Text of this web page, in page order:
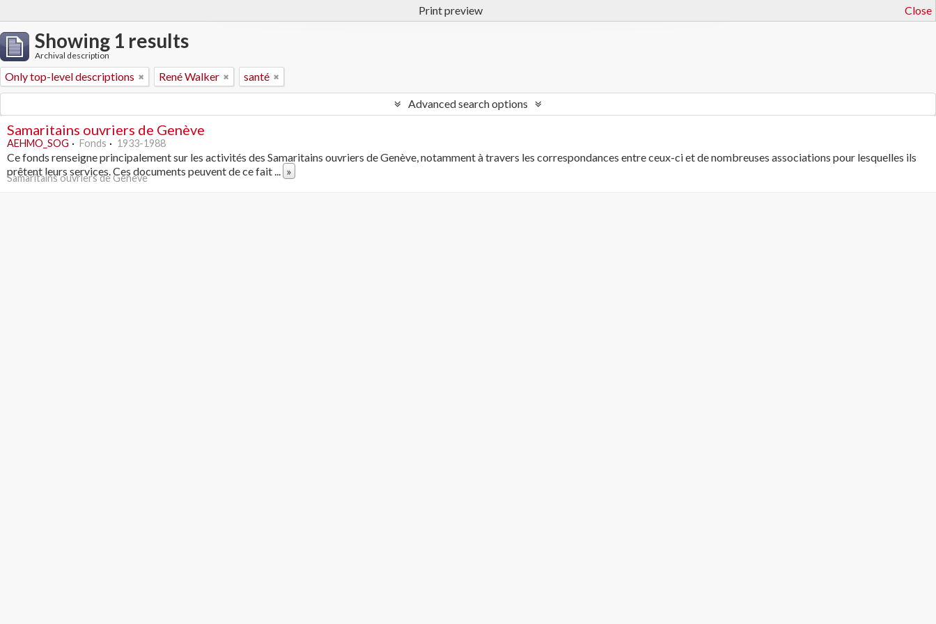
Print preview Close
Showing 1 results
Archival description
Only top-level descriptions René Walker santé
Advanced search options
Samaritains ouvriers de Genève
AEHMO_SOG Fonds 1933-1988
Ce fonds renseigne principalement sur les activités des Samaritains ouvriers de Genève, notamment à travers les correspondances entre ceux-ci et de nombreuses associations pour lesquelles ils
prêtent leurs services. Ces documents peuvent de ce fait... »
Samaritains ouvriers de Genève